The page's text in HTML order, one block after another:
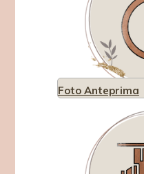
Foto Anteprima